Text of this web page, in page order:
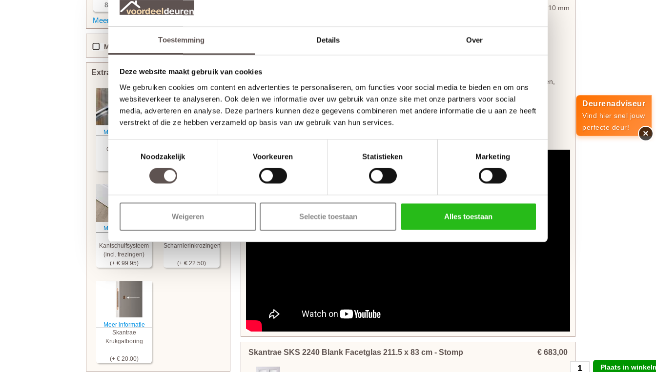
Toestemming Details Over
Deze website maakt gebruik van cookies
We gebruiken cookies om content en advertenties te personaliseren, om functies voor social media te bieden en om ons
websiteverkeer te analyseren. Ook delen we informatie over uw gebruik van onze site met onze partners voor social
media, adverteren en analyse. Deze partners kunnen deze gegevens combineren met andere informatie die u aan ze heeft
verstrekt of die ze hebben verzameld op basis van uw gebruik van hun services.
Toestemmingsselectie
Noodzakelijk
Voorkeuren Statistieken Marketing
Weigeren Selectie toestaan Alles toestaan
88
93
Meer informatie
Maatwerk (+ vanaf € 140)
Extra bewerkingen toevoegen
Meer informatie
Skantrae
Glasmontage
Skantrae
Meer informatie
Kantschuifsysteem
(incl. frezingen)
(+ € 99.95)
Meer informatie
Scharnierinkrozingen
(+ € 22.50)
Meer informatie
Skantrae
Krukgatboring
(+ € 20.00)
Stompe Skantrae SKS 2240 Blank Facetglas deuren zijn aan beide deurstijlen en de bovendorpel 10 mm
Een opdekdeur is door de opdekranden alleen aan de onderzijde 60 mm in te korten.
Afwerken van Skantrae SKS 2240 Blank Facetglas deuren
Deze sterke massieve deuren zijn rondom voorbehandeld met een witte grondverf. Licht opschuren,
plamuren, ontvetten en tweemaal aflakken is het advies voor het mooiste eindresultaat.
Jouw nieuwehuisbezorgd in slechts 5 werkdagen
(Bewerkingen zoals een extra tochtvaldorpel verlengt de levertijd met 3 werkdagen)
Skantrae SKS 2240 Blank Facetglas 211.5 x 83 cm - Stomp € 683,00
Plaats in
Deurenadviseur
Vind hier snel jouw
perfecte deur!
×